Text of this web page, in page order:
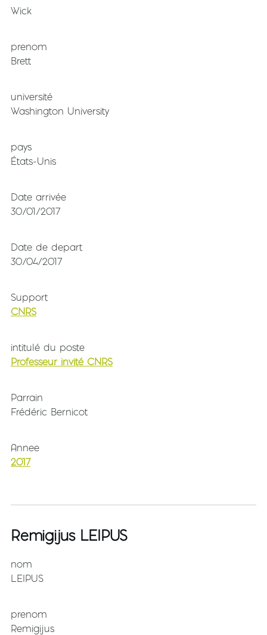
Wick
prenom
Brett
université
Washington University
pays
États-Unis
Date arrivée
30/01/2017
Date de depart
30/04/2017
Support
CNRS
intitulé du poste
Professeur invité CNRS
Parrain
Frédéric Bernicot
Annee
2017
Remigijus LEIPUS
nom
LEIPUS
prenom
Remigijus